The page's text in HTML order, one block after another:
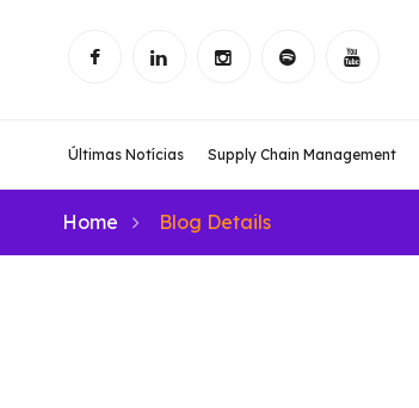
Últimas Notícias Supply Chain Management
Home Blog Details